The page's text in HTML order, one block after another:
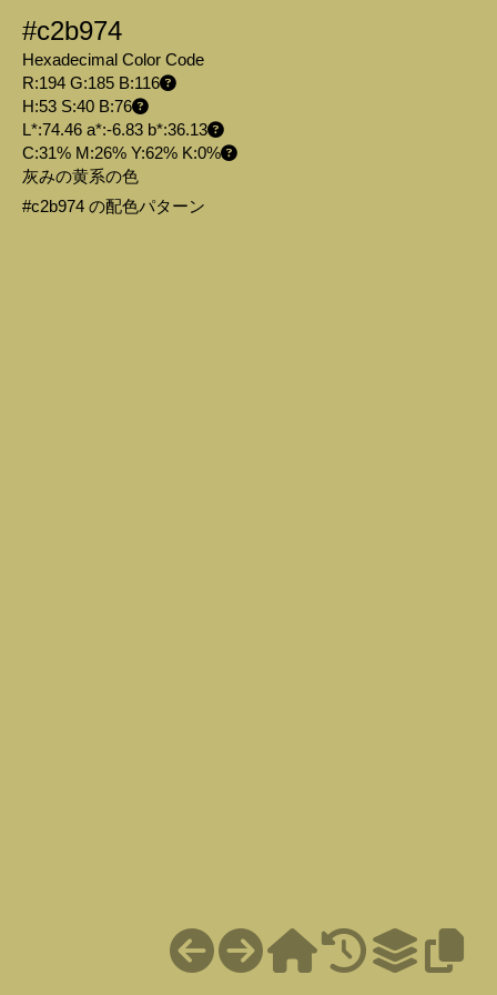
#c2b974
Hexadecimal Color Code
R:194 G:185 B:116
H:53 S:40 B:76
L*:74.46 a*:-6.83 b*:36.13
C:31% M:26% Y:62% K:0%
灰みの黄系の色
#c2b974 の配色パターン